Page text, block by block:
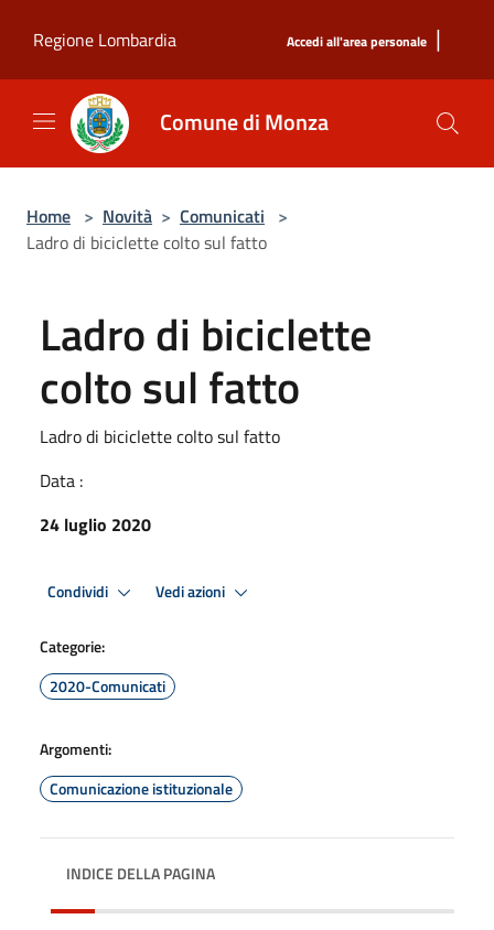
Regione Lombardia
Accedi all'area personale |
Comune di Monza
Home > Novità > Comunicati >
Ladro di biciclette colto sul fatto
Ladro di biciclette
colto sul fatto
Ladro di biciclette colto sul fatto
Data :
24 luglio 2020
Condividi Vedi azioni
Categorie:
2020-Comunicati
Argomenti:
Comunicazione istituzionale
INDICE DELLA PAGINA